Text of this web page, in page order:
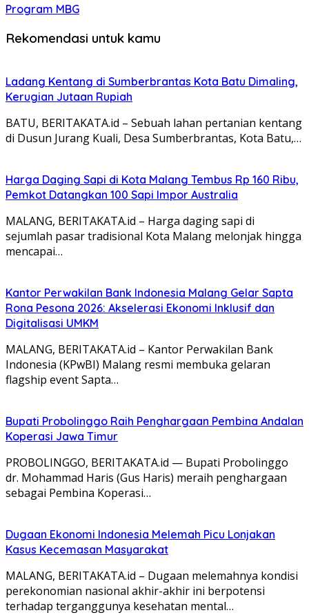
Program MBG
Rekomendasi untuk kamu
Ladang Kentang di Sumberbrantas Kota Batu Dimaling,
Kerugian Jutaan Rupiah
BATU, BERITAKATA.id – Sebuah lahan pertanian kentang
di Dusun Jurang Kuali, Desa Sumberbrantas, Kota Batu,…
Harga Daging Sapi di Kota Malang Tembus Rp 160 Ribu,
Pemkot Datangkan 100 Sapi Impor Australia
MALANG, BERITAKATA.id – Harga daging sapi di
sejumlah pasar tradisional Kota Malang melonjak hingga
mencapai…
Kantor Perwakilan Bank Indonesia Malang Gelar Sapta
Rona Pesona 2026: Akselerasi Ekonomi Inklusif dan
Digitalisasi UMKM
MALANG, BERITAKATA.id – Kantor Perwakilan Bank
Indonesia (KPwBI) Malang resmi membuka gelaran
flagship event Sapta…
Bupati Probolinggo Raih Penghargaan Pembina Andalan
Koperasi Jawa Timur
PROBOLINGGO, BERITAKATA.id — Bupati Probolinggo
dr. Mohammad Haris (Gus Haris) meraih penghargaan
sebagai Pembina Koperasi…
Dugaan Ekonomi Indonesia Melemah Picu Lonjakan
Kasus Kecemasan Masyarakat
MALANG, BERITAKATA.id – Dugaan melemahnya kondisi
perekonomian nasional akhir-akhir ini berpotensi
terhadap terganggunya kesehatan mental…